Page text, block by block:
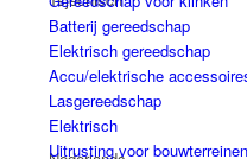
Batterij gereedschap
Elektrisch gereedschap
Accu/elektrische
Lasgereedschap
Elektrisch
Uitrusting voor bouwterreinen